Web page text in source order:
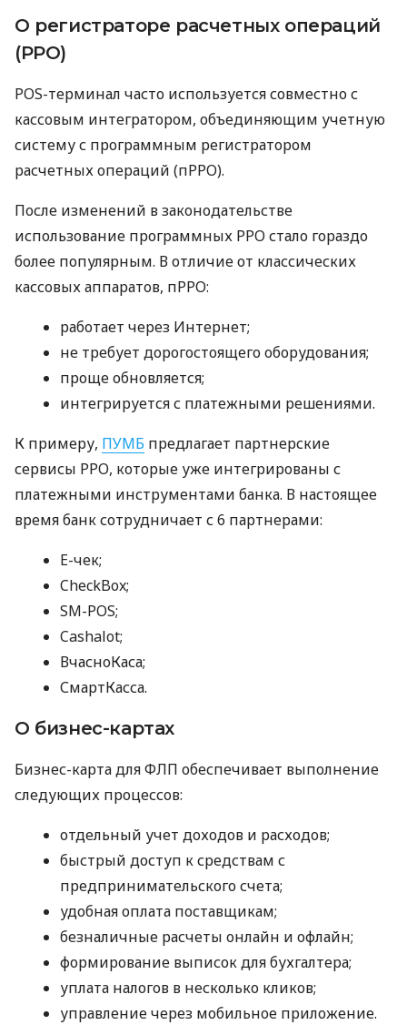
О регистраторе расчетных операций
(РРО)
POS-терминал часто используется совместно с
кассовым интегратором, объединяющим учетную
систему с программным регистратором
расчетных операций (пРРО).
После изменений в законодательстве
использование программных РРО стало гораздо
более популярным. В отличие от классических
кассовых аппаратов, пРРО:
работает через Интернет;
не требует дорогостоящего оборудования;
проще обновляется;
интегрируется с платежными решениями.
К примеру, ПУМБ предлагает партнерские
сервисы РРО, которые уже интегрированы с
платежными инструментами банка. В настоящее
время банк сотрудничает с 6 партнерами:
E-чек;
CheckBox;
SM-POS;
Cashalot;
ВчасноКаса;
СмартКасса.
О бизнес-картах
Бизнес-карта для ФЛП обеспечивает выполнение
следующих процессов:
отдельный учет доходов и расходов;
быстрый доступ к средствам с
предпринимательского счета;
удобная оплата поставщикам;
безналичные расчеты онлайн и офлайн;
формирование выписок для бухгалтера;
уплата налогов в несколько кликов;
управление через мобильное приложение.